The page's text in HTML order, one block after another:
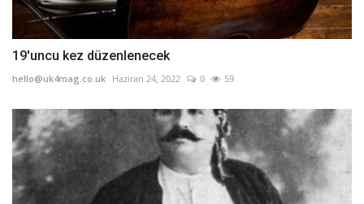
19'uncu kez düzenlenecek
hello@uk4mag.co.uk Haziran 24, 2022 0 59